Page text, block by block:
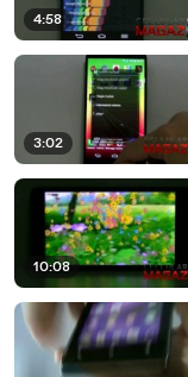
4:58
3:02
10:08